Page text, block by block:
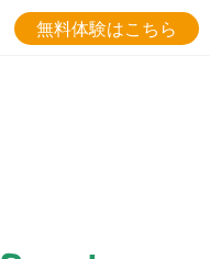
無料体験はこちら